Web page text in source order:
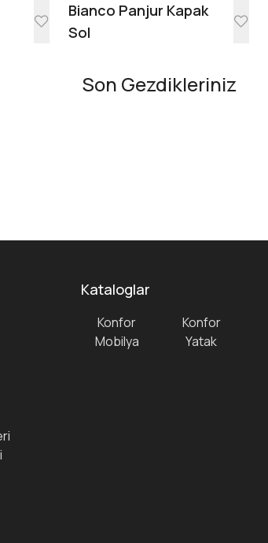
Bianco Panjur Kapak
Sol
Son Gezdikleriniz
Kataloglar
Konfor
Mobilya
Konfor
Yatak